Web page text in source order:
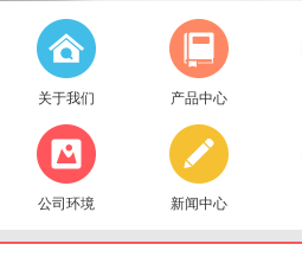
关于我们 产品中心
公司环境 新闻中心